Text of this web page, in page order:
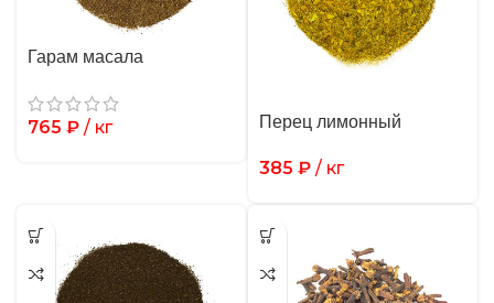
Гарам масала
765 ₽ / кг Перец лимонный
385 ₽ / кг